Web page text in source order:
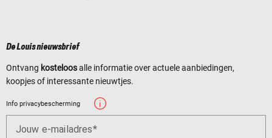
De Louis nieuwsbrief
Ontvang kosteloosalle informatie over actuele aanbiedingen,
koopjes of interessante nieuwtjes.
Info privacybescherming
Jouw e-mailadres